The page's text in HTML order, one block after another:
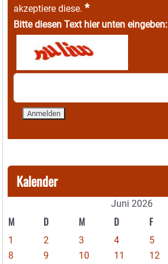
akzeptiere diese. *
Bitte diesen Text hier unten eingeben:
Kalender
Juni 2026
M D M D F
1 2 3 4 5
8
9 10 11 12